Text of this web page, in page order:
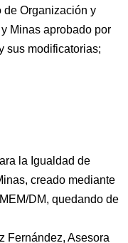
de Organización y
Minas aprobado por
sus modificatorias;
la Igualdad de
creado mediante
DM, quedando de
Fernández, Asesora